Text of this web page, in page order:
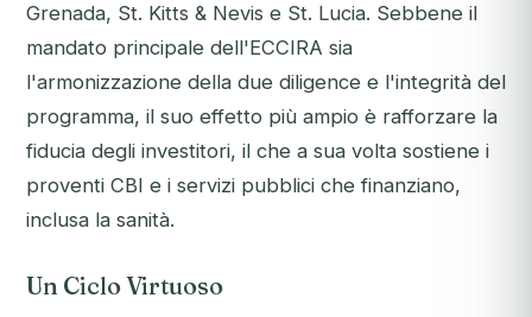
Grenada, St. Kitts & Nevis e St. Lucia. Sebbene il
mandato principale dell'ECCIRA sia
l'armonizzazione della due diligence e l'integrità del
programma, il suo effetto più ampio è rafforzare la
fiducia degli investitori, il che a sua volta sostiene i
proventi CBI e i servizi pubblici che finanziano,
inclusa la sanità.
Un Ciclo Virtuoso